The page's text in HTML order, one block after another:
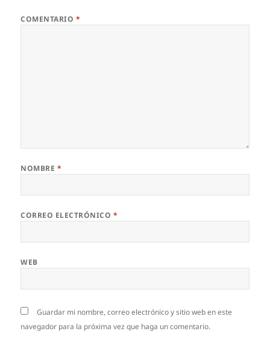
COMENTARIO *
NOMBRE *
CORREO ELECTRÓNICO *
WEB
Guardar mi nombre, correo electrónico y sitio web en este
navegador para la próxima vez que haga un comentario.